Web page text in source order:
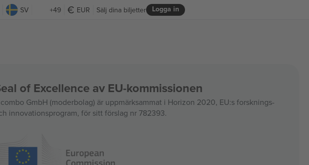
SV +49 EUR Logga in
Sälj dina biljetter
of Excellence av EU-kommissionen
GmbH (moderbolag) är uppmärksammat i Horizon 2020, EU:s forsknings-
innovationsprogram, för sitt förslag nr 782393.